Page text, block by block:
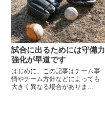
試合に出るためには守備力
強化が早道です
はじめに、この記事はチーム事
情やチーム方針などによっても
大きく異なる場合がありま...